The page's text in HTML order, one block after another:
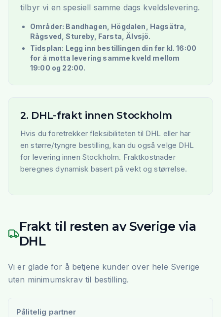
tilbyr vi en spesiell samme dags kveldslevering.
Områder: Bandhagen, Högdalen, Hagsätra,
Rågsved, Stureby, Farsta, Älvsjö.
Tidsplan: Legg inn bestillingen din før kl. 16:00
for å motta levering samme kveld mellom
19:00 og 22:00.
2. DHL-frakt innen Stockholm
Hvis du foretrekker fleksibiliteten til DHL eller har
en større/tyngre bestilling, kan du også velge DHL
for levering innen Stockholm. Fraktkostnader
beregnes dynamisk basert på vekt og størrelse.
Frakt til resten av Sverige via
DHL
Vi er glade for å betjene kunder over hele Sverige
uten minimumskrav til bestilling.
Pålitelig partner